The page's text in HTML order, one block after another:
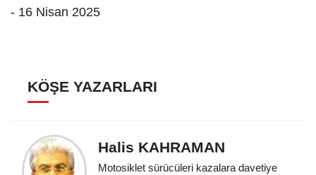
- 16 Nisan 2025
KÖŞE YAZARLARI
Halis KAHRAMAN
Motosiklet sürücüleri kazalara davetiye